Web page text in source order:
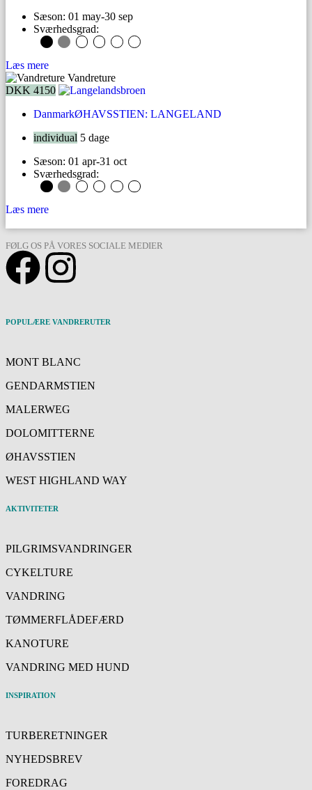
Sæson: 01 may-30 sep
Sværhedsgrad:
Læs mere
Vandreture
DKK 4150
DanmarkØHAVSSTIEN: LANGELAND
individual 5 dage
Sæson: 01 apr-31 oct
Sværhedsgrad:
Læs mere
FØLG OS PÅ VORES SOCIALE MEDIER
POPULÆRE VANDRERUTER
MONT BLANC
GENDARMSTIEN
MALERWEG
DOLOMITTERNE
ØHAVSSTIEN
WEST HIGHLAND WAY
AKTIVITETER
PILGRIMSVANDRINGER
CYKELTURE
VANDRING
TØMMERFLÅDEFÆRD
KANOTURE
VANDRING MED HUND
INSPIRATION
TURBERETNINGER
NYHEDSBREV
FOREDRAG